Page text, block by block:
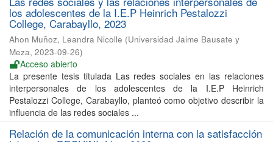
los adolescentes de la I.E.P Heinrich Pestalozzi
College, Carabayllo, 2023
Ahon Muñoz, Leandra Nicolle (Universidad Jaime Bausate y
Meza, 2023-09-26)
Acceso abierto
La presente tesis titulada Las redes sociales en las relaciones
interpersonales de los adolescentes de la I.E.P Heinrich
Pestalozzi College, Carabayllo, planteó como objetivo describir la
influencia de las redes sociales ...
Relación de la comunicación interna con la satisfacción